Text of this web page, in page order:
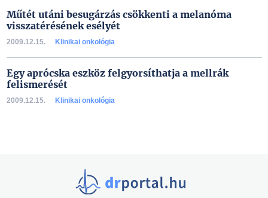
Műtét utáni besugárzás csökkenti a melanóma
visszatérésének esélyét
2009.12.15. Klinikai onkológia
Egy aprócska eszköz felgyorsíthatja a mellrák
felismerését
2009.12.15. Klinikai onkológia